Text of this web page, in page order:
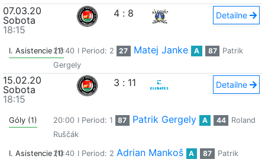
07.03.20
Sobota
18:15
4 : 8 Detailne
I. Asistencie (1)22:40 I Period: 2 27 Matej Janke A 87
Patrik
Gergely
15.02.20
Sobota
18:15
3 : 11 Detailne
Góly (1) 20:00 I Period: 1 87 Patrik Gergely A 44
Roland
Ruščák
I. Asistencie (1)20:40 I Period: 2 Adrian Mankoš A 87
Patrik